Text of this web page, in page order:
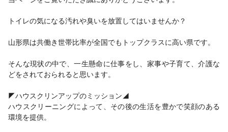
トイレの気になる汚れや臭いを放置してはいませんか？
山形県は共働き世帯比率が全国でもトップクラスに高い県です。
そんな現状の中で、一生懸命に仕事をし、家事や子育て、介護な
どをされておられると思います。
◤ハウスクリンアップのミッション◢
ハウスクリーニングによって、その後の生活を豊かで笑顔のある
環境を提供。